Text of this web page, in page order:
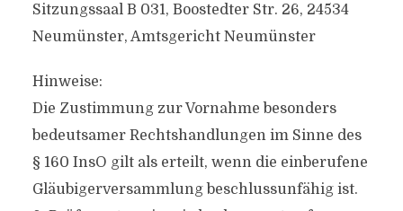
Sitzungssaal B 031, Boostedter Str. 26, 24534
Neumünster, Amtsgericht Neumünster
Hinweise:
Die Zustimmung zur Vornahme besonders
bedeutsamer Rechtshandlungen im Sinne des
§ 160 InsO gilt als erteilt, wenn die einberufene
Gläubigerversammlung beschlussunfähig ist.